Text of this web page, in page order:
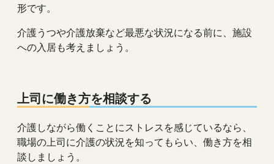
形です。
介護うつや介護放棄など最悪な状況になる前に、施設
への入居も考えましょう。
上司に働き方を相談する
介護しながら働くことにストレスを感じているなら、
職場の上司に介護の状況を知ってもらい、働き方を相
談しましょう。